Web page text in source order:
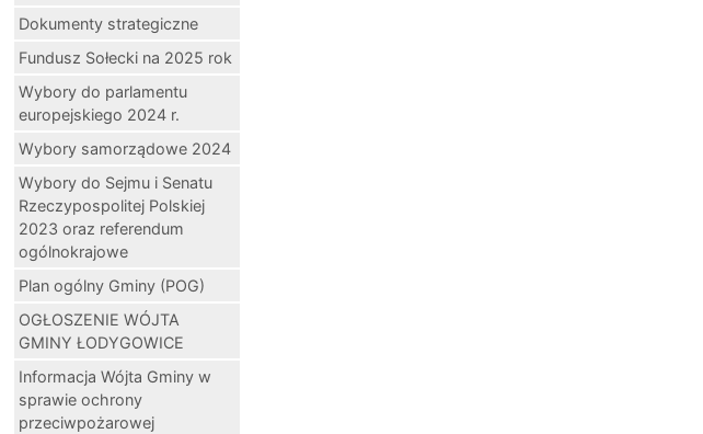
Dokumenty strategiczne
Fundusz Sołecki na 2025 rok
Wybory do parlamentu
europejskiego 2024 r.
Wybory samorządowe 2024
Wybory do Sejmu i Senatu
Rzeczypospolitej Polskiej
2023 oraz referendum
ogólnokrajowe
Plan ogólny Gminy (POG)
OGŁOSZENIE WÓJTA
GMINY ŁODYGOWICE
Informacja Wójta Gminy w
sprawie ochrony
przeciwpożarowej